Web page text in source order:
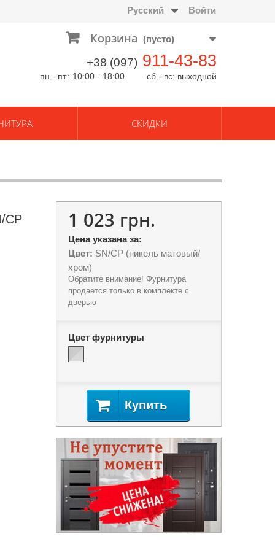
Войти
Русский
Корзина (пусто)
+38 (097) 911-43-83
пн.- пт.: 10:00 - 18:00 сб.- вс: выходной
СКИДКИ
CР 1 023 грн.
Цена указана за:
Цвет: SN/CP (никель матовый/
хром)
Обратите внимание! Фурнитура
продается только в комплекте с
дверью
Цвет фурнитуры
Купить